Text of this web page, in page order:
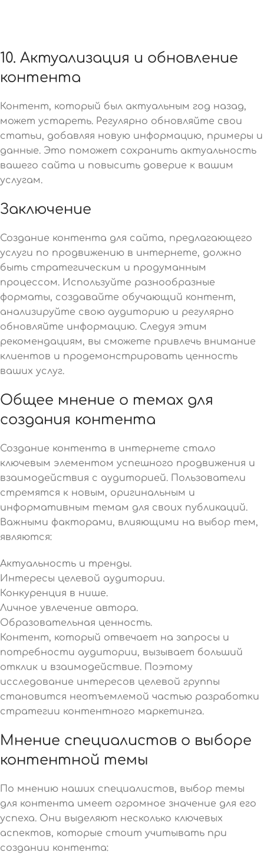
10. Актуализация и обновление
контента
Контент, который был актуальным год назад,
может устареть. Регулярно обновляйте свои
статьи, добавляя новую информацию, примеры и
данные. Это поможет сохранить актуальность
вашего сайта и повысить доверие к вашим
услугам.
Заключение
Создание контента для сайта, предлагающего
услуги по продвижению в интернете, должно
быть стратегическим и продуманным
процессом. Используйте разнообразные
форматы, создавайте обучающий контент,
анализируйте свою аудиторию и регулярно
обновляйте информацию. Следуя этим
рекомендациям, вы сможете привлечь внимание
клиентов и продемонстрировать ценность
ваших услуг.
Общее мнение о темах для
создания контента
Создание контента в интернете стало
ключевым элементом успешного продвижения и
взаимодействия с аудиторией. Пользователи
стремятся к новым, оригинальным и
информативным темам для своих публикаций.
Важными факторами, влияющими на выбор тем,
являются:
Актуальность и тренды.
Интересы целевой аудитории.
Конкуренция в нише.
Личное увлечение автора.
Образовательная ценность.
Контент, который отвечает на запросы и
потребности аудитории, вызывает больший
отклик и взаимодействие. Поэтому
исследование интересов целевой группы
становится неотъемлемой частью разработки
стратегии контентного маркетинга.
Мнение специалистов о выборе
контентной темы
По мнению наших специалистов, выбор темы
для контента имеет огромное значение для его
успеха. Они выделяют несколько ключевых
аспектов, которые стоит учитывать при
создании контента: